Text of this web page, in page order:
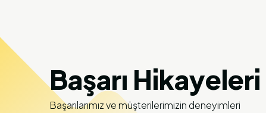
Başarı Hikayeleri
Başarılarımız ve müşterilerimizin deneyimleri